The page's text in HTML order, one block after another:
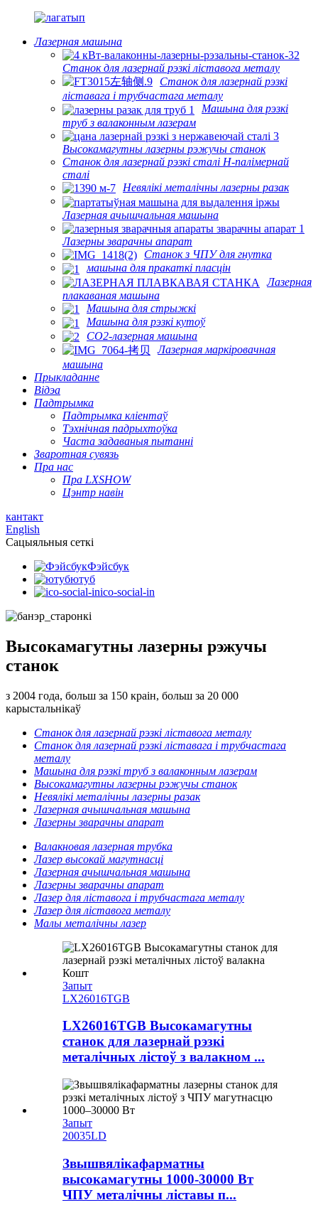
Лазерная машына
Станок для лазернай рэзкі ліставога металу
Станок для лазернай рэзкі
ліставага і трубчастага металу
Машына для рэзкі
труб з валаконным лазерам
Высокамагутны лазерны рэжучы станок
Станок для лазернай рэзкі сталі H-палімернай
сталі
Невялікі металічны лазерны разак
Лазерная ачышчальная машына
Лазерны зварачны апарат
Станок з ЧПУ для гнутка
машына для пракаткі пласцін
Лазерная
плакаваная машына
Машына для стрыжкі
Машына для рэзкі кутоў
CO2-лазерная машына
Лазерная маркіровачная
машына
Прыкладанне
Відэа
Падтрымка
Падтрымка кліентаў
Тэхнічная падрыхтоўка
Часта задаваныя пытанні
Зваротная сувязь
Пра нас
Пра LXSHOW
Цэнтр навін
кантакт
English
Сацыяльныя сеткі
Фэйсбук
ютуб
ico-social-in
Высокамагутны лазерны рэжучы
станок
з 2004 года, больш за 150 краін, больш за 20 000
карыстальнікаў
Станок для лазернай рэзкі ліставога металу
Станок для лазернай рэзкі ліставага і трубчастага
металу
Машына для рэзкі труб з валаконным лазерам
Высокамагутны лазерны рэжучы станок
Невялікі металічны лазерны разак
Лазерная ачышчальная машына
Лазерны зварачны апарат
Валакновая лазерная трубка
Лазер высокай магутнасці
Лазерная ачышчальная машына
Лазерны зварачны апарат
Лазер для ліставога і трубчастага металу
Лазер для ліставога металу
Малы металічны лазер
Запыт
LX26016TGB
LX26016TGB Высокамагутны
станок для лазернай рэзкі
металічных лістоў з валакном ...
Запыт
20035LD
Звышвялікафарматны
высокамагутны 1000-30000 Вт
ЧПУ металічны ліставы п...